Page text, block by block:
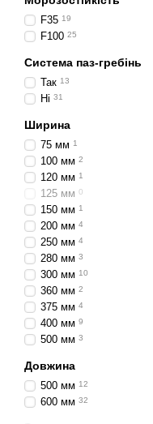
F35 19
F100 25
Система паз-гребінь
Так 13
Ні 31
Ширина
75 мм 1
100 мм 2
120 мм 1
125 мм 0
150 мм 1
200 мм 4
250 мм 4
280 мм 3
300 мм 10
360 мм 2
375 мм 4
400 мм 9
500 мм 3
Довжина
500 мм 12
600 мм 32